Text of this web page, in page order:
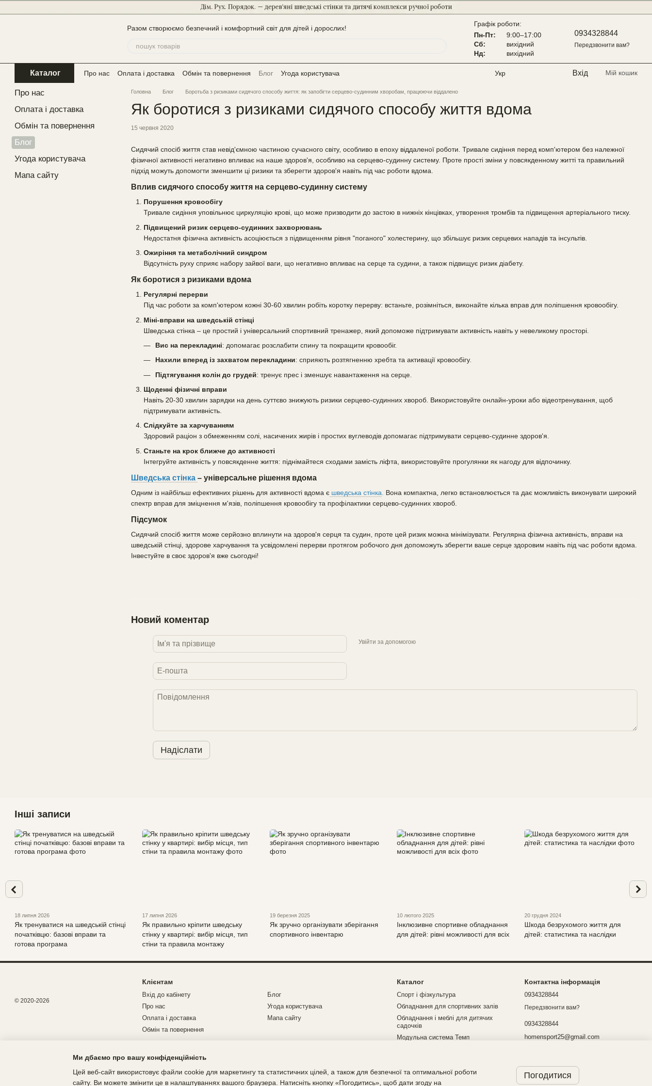
Разом створюємо безпечний і комфортний світ для дітей і дорослих!
Графік роботи:
Пн-Пт:
9:00–17:00
Сб:
вихідний
Нд:
вихідний
0934328844
Передзвонити вам?
Каталог Про нас Оплата і доставка Обмін та повернення Блог Угода користувача Укр Вхід Мій кошик
Головна Блог Боротьба з ризиками сидячого способу життя: як запобігти серцево-судинним хворобам, працюючи віддалено
Як боротися з ризиками сидячого способу життя вдома
15 червня 2020
Сидячий спосіб життя став невід'ємною частиною сучасного світу, особливо в епоху віддаленої роботи. Тривале сидіння перед комп'ютером без належної
фізичної активності негативно впливає на наше здоров'я, особливо на серцево-судинну систему. Проте прості зміни у повсякденному житті та правильний
підхід можуть допомогти зменшити ці ризики та зберегти здоров'я навіть під час роботи вдома.
Вплив сидячого способу життя на серцево-судинну систему
Порушення кровообігу
Тривале сидіння уповільнює циркуляцію крові, що може призводити до застою в нижніх кінцівках, утворення тромбів та підвищення артеріального тиску.
Підвищений ризик серцево-судинних захворювань
Недостатня фізична активність асоціюється з підвищенням рівня "поганого" холестерину, що збільшує ризик серцевих нападів та інсультів.
Ожиріння та метаболічний синдром
Відсутність руху сприяє набору зайвої ваги, що негативно впливає на серце та судини, а також підвищує ризик діабету.
Як боротися з ризиками вдома
Регулярні перерви
Під час роботи за комп'ютером кожні 30-60 хвилин робіть коротку перерву: встаньте, розімніться, виконайте кілька вправ для поліпшення кровообігу.
Міні-вправи на шведській стінці
Шведська стінка – це простий і універсальний спортивний тренажер, який допоможе підтримувати активність навіть у невеликому просторі.
Вис на перекладині: допомагає розслабити спину та покращити кровообіг.
Нахили вперед із захватом перекладини: сприяють розтягненню хребта та активації кровообігу.
Підтягування колін до грудей: тренує прес і зменшує навантаження на серце.
Щоденні фізичні вправи
Навіть 20-30 хвилин зарядки на день суттєво знижують ризики серцево-судинних хвороб. Використовуйте онлайн-уроки або відеотренування, щоб
підтримувати активність.
Слідкуйте за харчуванням
Здоровий раціон з обмеженням солі, насичених жирів і простих вуглеводів допомагає підтримувати серцево-судинне здоров'я.
Станьте на крок ближче до активності
Інтегруйте активність у повсякденне життя: піднімайтеся сходами замість ліфта, використовуйте прогулянки як нагоду для відпочинку.
Шведська стінка – універсальне рішення вдома
Одним із найбільш ефективних рішень для активності вдома є шведська стінка
Вона компактна, легко встановлюється та дає можливість виконувати широкий
спектр вправ для зміцнення м'язів, поліпшення кровообігу та профілактики серцево-судинних хвороб.
Підсумок
Сидячий спосіб життя може серйозно вплинути на здоров'я серця та судин, проте цей ризик можна мінімізувати. Регулярна фізична активність, вправи на
шведській стінці, здорове харчування та усвідомлені перерви протягом робочого дня допоможуть зберегти ваше серце здоровим навіть під час роботи вдома.
Інвестуйте в своє здоров'я вже сьогодні!
Новий коментар
Увійти за допомогою
Надіслати
Про нас
Оплата і доставка
Обмін та повернення
Блог
Угода користувача
Мапа сайту
Інші записи
18 липня 2026
Як тренуватися на шведській стінці
початківцю: базові вправи та
готова програма
17 липня 2026
Як правильно кріпити шведську
стінку у квартирі: вибір місця, тип
стіни та правила монтажу
19 березня 2025
Як зручно організувати зберігання
спортивного інвентарю
10 лютого 2025
Інклюзивне спортивне обладнання
для дітей: рівні можливості для всіх
20 грудня 2024
Шкода безрухомого життя для
дітей: статистика та наслідки
© 2020-2026
Клієнтам
Вхід до кабінету
Про нас
Оплата і доставка
Обмін та повернення
Блог
Угода користувача
Мапа сайту
Каталог
Спорт і фізкультура
Обладнання для спортивних залів
Обладнання і меблі для дитячих
садочків
Модульна система Темп
Контактна інформація
0934328844
Передзвонити вам?
0934328844
homensport25@gmail.com
Мапа проїзду
Ми дбаємо про вашу конфіденційність
Цей веб-сайт використовує файли cookie для маркетингу та статистичних цілей, а також для безпечної та оптимальної роботи
сайту. Ви можете змінити це в налаштуваннях вашого браузера. Натисніть кнопку «Погодитись», щоб дати згоду на
Погодитися